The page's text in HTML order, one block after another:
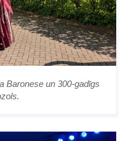
Baronese un 300-gadīgs